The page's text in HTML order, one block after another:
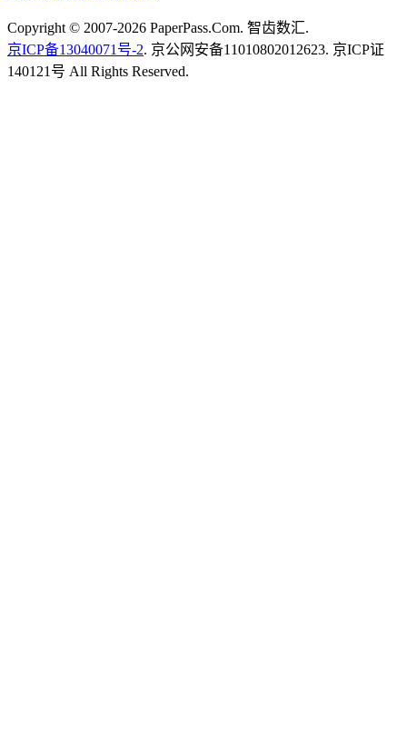
Copyright © 2007-2026 PaperPass.Com. 智齿数汇.
京ICP备13040071号-2. 京公网安备11010802012623. 京ICP证
140121号 All Rights Reserved.